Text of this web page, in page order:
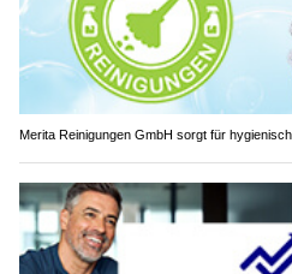
Merita Reinigungen GmbH sorgt für